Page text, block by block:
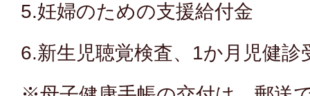
5.妊婦のための支援給付金
6.新生児聴覚検査、1か月児健診